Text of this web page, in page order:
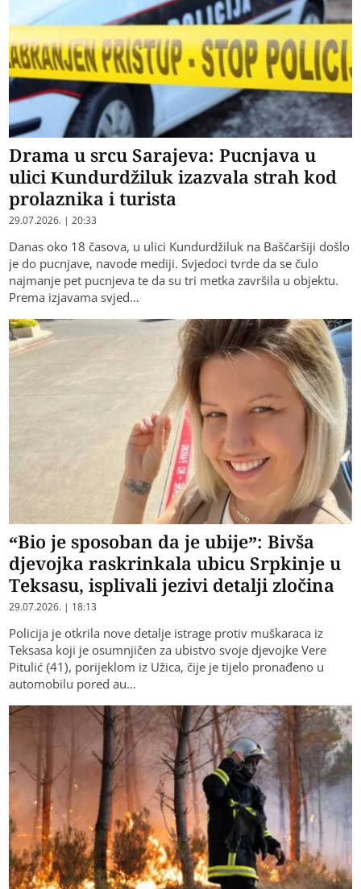
Drama u srcu Sarajeva: Pucnjava u
ulici Kundurdžiluk izazvala strah kod
prolaznika i turista
29.07.2026. | 20:33
Danas oko 18 časova, u ulici Kundurdžiluk na Baščaršiji došlo
je do pucnjave, navode mediji. Svjedoci tvrde da se čulo
najmanje pet pucnjeva te da su tri metka završila u objektu.
Prema izjavama svjed…
“Bio je sposoban da je ubije”: Bivša
djevojka raskrinkala ubicu Srpkinje u
Teksasu, isplivali jezivi detalji zločina
29.07.2026. | 18:13
Policija je otkrila nove detalje istrage protiv muškaraca iz
Teksasa koji je osumnjičen za ubistvo svoje djevojke Vere
Pitulić (41), porijeklom iz Užica, čije je tijelo pronađeno u
automobilu pored au…